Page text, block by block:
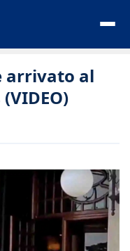
arrivato al